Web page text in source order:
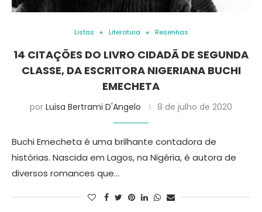
Listas Literatura Resenhas
14 CITAÇÕES DO LIVRO CIDADÃ DE SEGUNDA
CLASSE, DA ESCRITORA NIGERIANA BUCHI
EMECHETA
por Luisa Bertrami D'Angelo 8 de julho de 2020
Buchi Emecheta é uma brilhante contadora de
histórias. Nascida em Lagos, na Nigéria, é autora de
diversos romances que…